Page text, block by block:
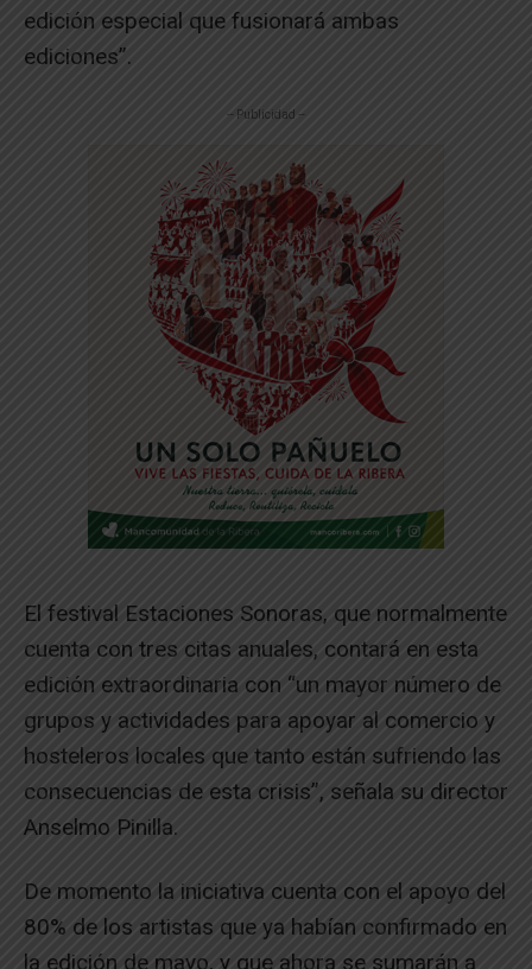
edición especial que fusionará ambas
ediciones”.
-- Publicidad --
El festival Estaciones Sonoras, que normalmente
cuenta con tres citas anuales, contará en esta
edición extraordinaria con “un mayor número de
grupos y actividades para apoyar al comercio y
hosteleros locales que tanto están sufriendo las
consecuencias de esta crisis”, señala su director
Anselmo Pinilla.
De momento la iniciativa cuenta con el apoyo del
80% de los artistas que ya habían confirmado en
la edición de mayo, y que ahora se sumarán a